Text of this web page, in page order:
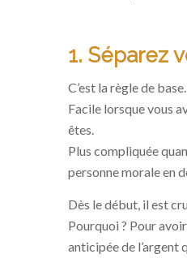
1. Séparez
C’est la règle de base.
Facile lorsque vous
êtes.
Plus compliquée
personne morale en
Dès le début, il est
Pourquoi ? Pour
anticipée de l’argent